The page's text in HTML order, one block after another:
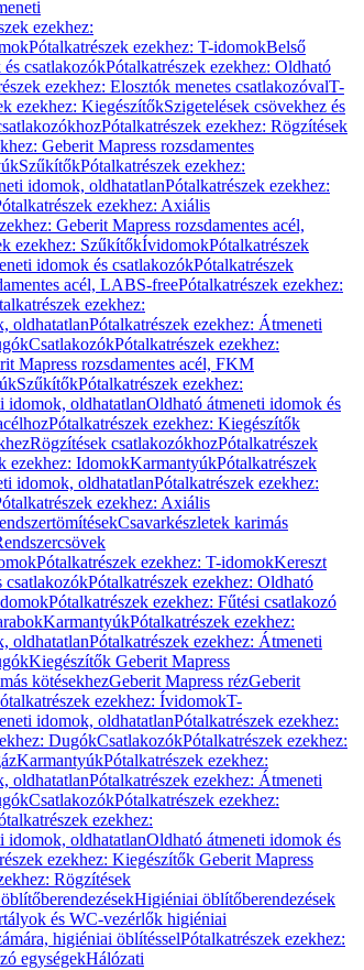
ezekhez:
Pótalkatrészek ezekhez: T-idomokBelső
csatlakozókPótalkatrészek ezekhez: Oldható
ezekhez: Elosztók menetes csatlakozóvalT-
ezekhez: KiegészítőkSzigetelések csövekhez és
Pótalkatrészek ezekhez: Rögzítések
Geberit Mapress rozsdamentes
SzűkítőkPótalkatrészek ezekhez:
idomok, oldhatatlanPótalkatrészek ezekhez:
ezekhez: Axiális
Geberit Mapress rozsdamentes acél,
ezekhez: SzűkítőkÍvidomokPótalkatrészek
idomok és csatlakozókPótalkatrészek
acél, LABS-freePótalkatrészek ezekhez:
ezekhez:
oldhatatlanPótalkatrészek ezekhez: Átmeneti
CsatlakozókPótalkatrészek ezekhez:
Mapress rozsdamentes acél, FKM
SzűkítőkPótalkatrészek ezekhez:
idomok, oldhatatlanOldható átmeneti idomok és
Pótalkatrészek ezekhez: Kiegészítők
Rögzítések csatlakozókhozPótalkatrészek
ezekhez: IdomokKarmantyúkPótalkatrészek
idomok, oldhatatlanPótalkatrészek ezekhez:
ezekhez: Axiális
Csavarkészletek karimás
Pótalkatrészek ezekhez: T-idomokKereszt
csatlakozókPótalkatrészek ezekhez: Oldható
Pótalkatrészek ezekhez: Fűtési csatlakozó
KarmantyúkPótalkatrészek ezekhez:
oldhatatlanPótalkatrészek ezekhez: Átmeneti
Kiegészítők Geberit Mapress
kötésekhezGeberit Mapress rézGeberit
ezekhez: ÍvidomokT-
idomok, oldhatatlanPótalkatrészek ezekhez:
DugókCsatlakozókPótalkatrészek ezekhez:
KarmantyúkPótalkatrészek ezekhez:
oldhatatlanPótalkatrészek ezekhez: Átmeneti
CsatlakozókPótalkatrészek ezekhez:
ezekhez:
idomok, oldhatatlanOldható átmeneti idomok és
ezekhez: Kiegészítők Geberit Mapress
Rögzítések
Higiéniai öblítőberendezések
és WC-vezérlők higiéniai
higiéniai öblítésselPótalkatrészek ezekhez:
egységekHálózati